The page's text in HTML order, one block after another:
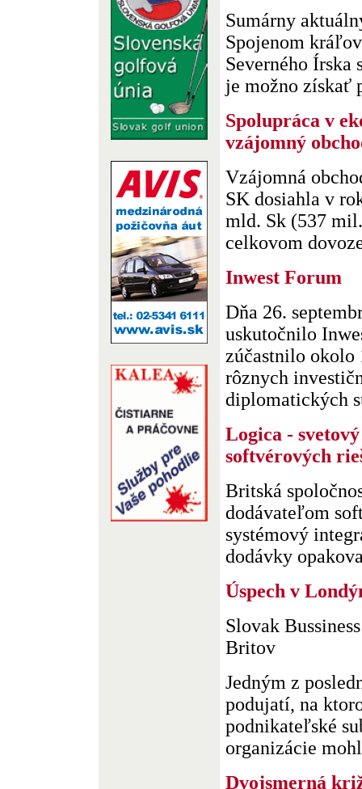
Sumárny
Spojenom
Severného Írska
je možno získať
Spolupráca v
vzájomný
Vzájomná
SK dosiahla v
mld. Sk (537
celkovom
Inwest Forum
Dňa 26.
uskutočnilo
zúčastnilo okolo
rôznych
diplomatických
Logica -
softvérových
Britská
dodávateľom
systémový
dodávky
Úspech v
Slovak
Britov
Jedným z
podujatí, na
podnikateľské
organizácie
Dvojsmerná